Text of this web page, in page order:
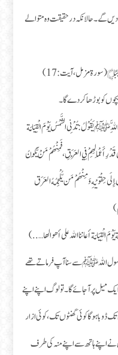
گے۔ حالانکہ در حقیقت وہ متوالے
(سورة مزمل، آيت: 17)
کو بوڑھا کر دے گا۔
ﷺ يَقُوْلُ: تُدْنِى الشَّمْسُ يَوْمَ الْقِيَامَة
أَعْمَالِهِمْ فِي الْعَرَقِ، فَمِنْهُمْ مَنْ يَّكُونُ
حِقْوَيْهِ وَمِنْهُمْ مَن يُّلْجِمُهُ العَرَق
الْقِيَامَة أعاننا الله على أهوالها…..)
اللہ ﷺ سے سنا آپ فرماتے تھے
میل پر آجائے گا۔ تو لوگ اپنے اپنے
ہوگا کوئی گھنٹوں تک، کوئی ازار
نے اپنے ہاتھ سے اپنے منہ کی طرف